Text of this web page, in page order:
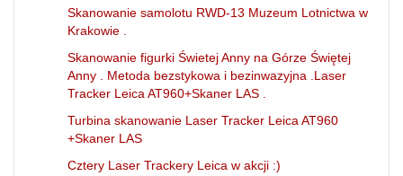
Skanowanie samolotu RWD-13 Muzeum Lotnictwa w
Krakowie .
Skanowanie figurki Świetej Anny na Górze Świętej
Anny . Metoda bezstykowa i bezinwazyjna .Laser
Tracker Leica AT960+Skaner LAS .
Turbina skanowanie Laser Tracker Leica AT960
+Skaner LAS
Cztery Laser Trackery Leica w akcji :)